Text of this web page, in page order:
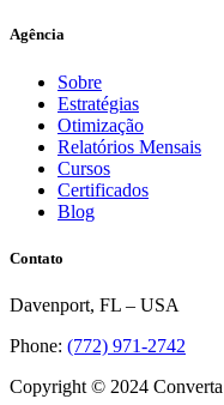
Agência
Sobre
Estratégias
Otimização
Relatórios Mensais
Cursos
Certificados
Blog
Contato
Davenport, FL – USA
Phone: (772) 971-2742
Copyright © 2024 Converta